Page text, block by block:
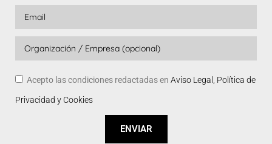
Acepto las condiciones redactadas en Aviso Legal, Política de
Privacidad y Cookies
ENVIAR